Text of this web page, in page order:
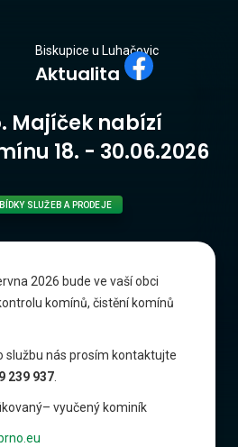
Biskupice u Luhačovic
Aktualita
Majíček nabízí
18. - 30.06.2026
SLUŽEB A PRODEJE
2026 bude ve vaší obci
komínů, čistění komínů
službu nás prosím kontaktujte
239 937.
vyučený kominík